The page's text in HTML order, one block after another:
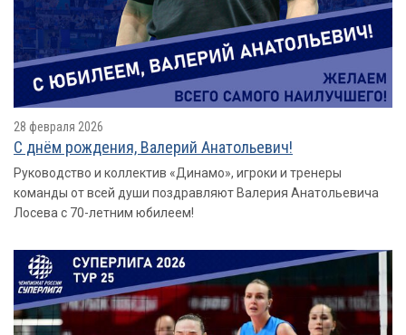
28 февраля 2026
С днём рождения, Валерий Анатольевич!
Руководство и коллектив «Динамо», игроки и тренеры
команды от всей души поздравляют Валерия Анатольевича
Лосева с 70-летним юбилеем!